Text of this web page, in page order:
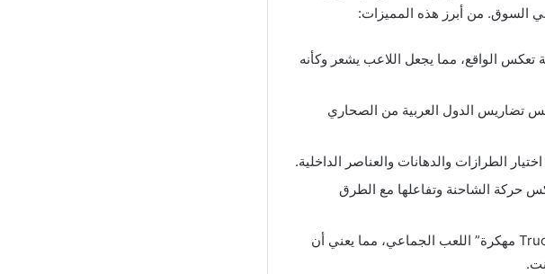
السوق. من أبرز هذه المميزات:
تعكس الواقع، مما يجعل اللاعب يشعر وكأنه
تضاريس الدول العربية من الصحاري
الطرازات والدهانات والعناصر الداخلية.
حركة الشاحنة وتفاعلها مع الطرق
: يدعم محاكي الشاحنات “Truck Simulator Arab مهكرة” اللعب الجماعي، مما يعني أن